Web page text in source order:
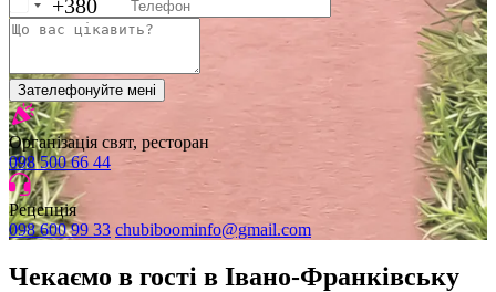
+380
Зателефонуйте мені
Організація свят, ресторан
098 500 66 44
Рецепція
098 600 99 33 chubiboominfo@gmail.com
Чекаємо в гості в Івано-Франківську